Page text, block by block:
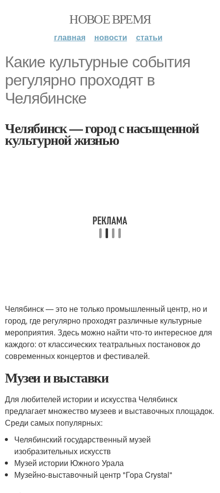
НОВОЕ ВРЕМЯ
главная новости статьи
Какие культурные события
регулярно проходят в
Челябинске
Челябинск — город с насыщенной
культурной жизнью
Челябинск — это не только промышленный центр, но и
город, где регулярно проходят различные культурные
мероприятия. Здесь можно найти что-то интересное для
каждого: от классических театральных постановок до
современных концертов и фестивалей.
Музеи и выставки
Для любителей истории и искусства Челябинск
предлагает множество музеев и выставочных площадок.
Среди самых популярных:
Челябинский государственный музей
изобразительных искусств
Музей истории Южного Урала
Музейно-выставочный центр "Гора Crystal"